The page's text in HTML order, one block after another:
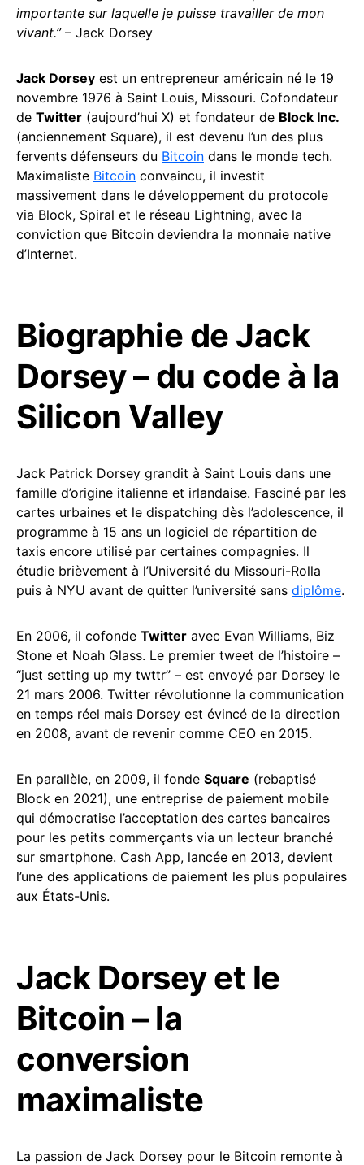
importante sur laquelle je puisse travailler de mon
vivant.”– Jack Dorsey
Jack Dorsey est un entrepreneur américain né le 19
novembre 1976 à Saint Louis, Missouri. Cofondateur
de Twitter (aujourd’hui X) et fondateur de Block Inc.
(anciennement Square), il est devenu l’un des plus
fervents défenseurs du Bitcoin dans le monde tech.
Maximaliste Bitcoin convaincu, il investit
massivement dans le développement du protocole
via Block, Spiral et le réseau Lightning, avec la
conviction que Bitcoin deviendra la monnaie native
d’Internet.
Biographie de Jack
Dorsey – du code à la
Silicon Valley
Jack Patrick Dorsey grandit à Saint Louis dans une
famille d’origine italienne et irlandaise. Fasciné par les
cartes urbaines et le dispatching dès l’adolescence, il
programme à 15 ans un logiciel de répartition de
taxis encore utilisé par certaines compagnies. Il
étudie brièvement à l’Université du Missouri-Rolla
puis à NYU avant de quitter l’université sans diplôme.
En 2006, il cofonde Twitter avec Evan Williams, Biz
Stone et Noah Glass. Le premier tweet de l’histoire –
“just setting up my twttr” – est envoyé par Dorsey le
21 mars 2006. Twitter révolutionne la communication
en temps réel mais Dorsey est évincé de la direction
en 2008, avant de revenir comme CEO en 2015.
En parallèle, en 2009, il fonde Square (rebaptisé
Block en 2021), une entreprise de paiement mobile
qui démocratise l’acceptation des cartes bancaires
pour les petits commerçants via un lecteur branché
sur smartphone. Cash App, lancée en 2013, devient
l’une des applications de paiement les plus populaires
aux États-Unis.
Jack Dorsey et le
Bitcoin – la
conversion
maximaliste
La passion de Jack Dorsey pour le Bitcoin remonte à